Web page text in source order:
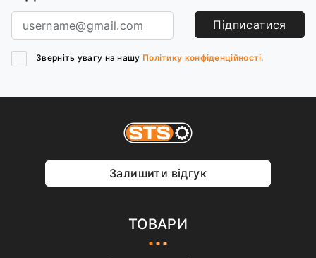
Підписатися
Зверніть увагу на нашу Політику конфіденційності.
Залишити відгук
ТОВАРИ